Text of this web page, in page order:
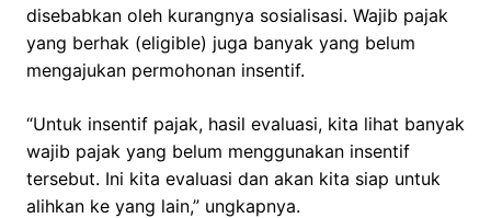
disebabkan oleh kurangnya sosialisasi. Wajib pajak
yang berhak (eligible) juga banyak yang belum
mengajukan permohonan insentif.
“Untuk insentif pajak, hasil evaluasi, kita lihat banyak
wajib pajak yang belum menggunakan insentif
tersebut. Ini kita evaluasi dan akan kita siap untuk
alihkan ke yang lain,” ungkapnya.